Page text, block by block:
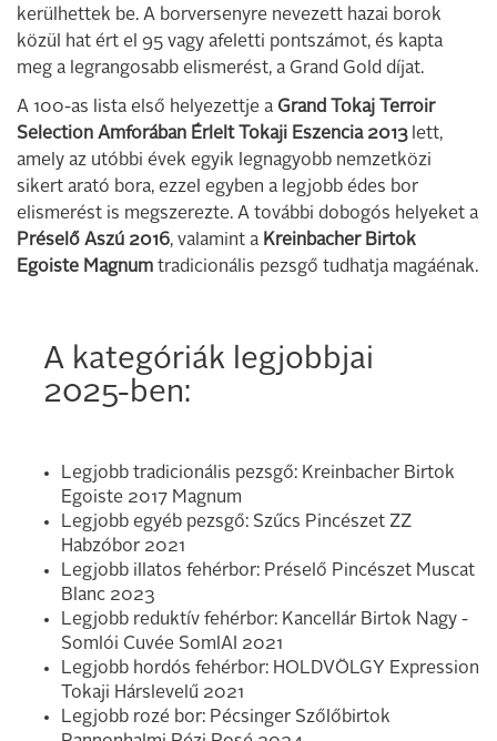
kerülhettek be. A borversenyre nevezett hazai borok
közül hat ért el 95 vagy afeletti pontszámot, és kapta
meg a legrangosabb elismerést, a Grand Gold díjat.
A 100-as lista első helyezettje a Grand Tokaj Terroir
Selection Amforában Érlelt Tokaji Eszencia 2013lett,
amely az utóbbi évek egyik legnagyobb nemzetközi
sikert arató bora, ezzel egyben a legjobb édes bor
elismerést is megszerezte. A további dobogós helyeket a
Préselő Aszú 2016, valamint a Kreinbacher Birtok
Egoiste Magnum tradicionális pezsgő tudhatja magáénak.
A kategóriák legjobbjai
2025-ben:
Legjobb tradicionális pezsgő: Kreinbacher Birtok
Egoiste 2017 Magnum
Legjobb egyéb pezsgő: Szűcs Pincészet ZZ
Habzóbor 2021
Legjobb illatos fehérbor: Préselő Pincészet Muscat
Blanc 2023
Legjobb reduktív fehérbor: Kancellár Birtok Nagy -
Somlói Cuvée SomlAI 2021
Legjobb hordós fehérbor: HOLDVÖLGY Expression
Tokaji Hárslevelű 2021
Legjobb rozé bor: Pécsinger Szőlőbirtok